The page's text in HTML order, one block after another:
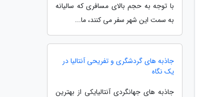
با توجه به حجم بالای مسافری که سالیانه
به سمت این شهر سفر می کنند، ما...
جاذبه های گردشگری و تفریحی آنتالیا در
یک نگاه
جاذبه های جهانگردی آنتالیایکی از بهترین